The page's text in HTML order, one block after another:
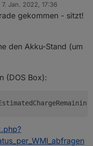
7. Jan. 2022, 17:36
von
gekommen - sitzt!
den Akku-Stand (um
(DOS Box):